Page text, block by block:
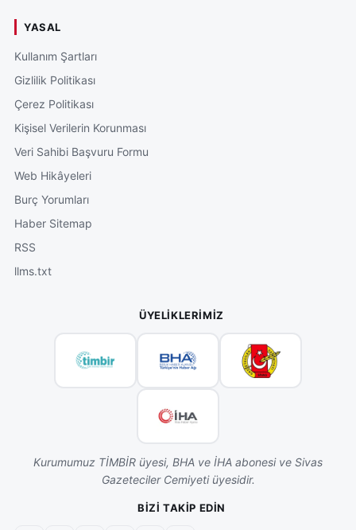
YASAL
Kullanım Şartları
Gizlilik Politikası
Çerez Politikası
Kişisel Verilerin Korunması
Veri Sahibi Başvuru Formu
Web Hikâyeleri
Burç Yorumları
Haber Sitemap
RSS
llms.txt
ÜYELIKLERIMIZ
Kurumumuz TİMBİR üyesi, BHA ve İHA abonesi ve Sivas
Gazeteciler Cemiyeti üyesidir.
BIZI TAKIP EDIN